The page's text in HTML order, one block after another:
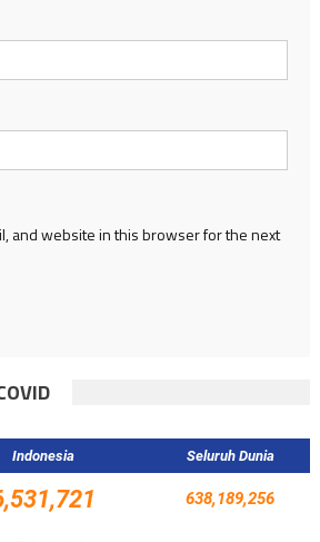
and website in this browser for the next